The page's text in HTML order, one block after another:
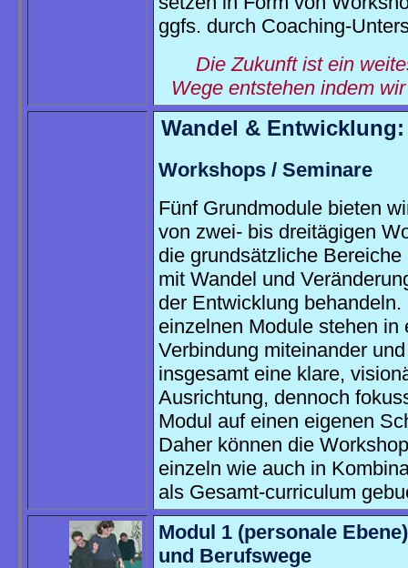
ggfs. durch Coaching-
Die Zukunft ist ein
Wege entstehen indem
Wandel &
Workshops / Seminare
Fünf Grundmodule bieten
von zwei- bis dreitägigen
die grundsätzliche
mit Wandel und
der Entwicklung behandeln.
einzelnen Module stehen in
Verbindung miteinander
insgesamt eine klare,
Ausrichtung, dennoch
Modul auf einen eigenen
Daher können die
einzeln wie auch in
als Gesamt-curriculum
Modul 1 (personale
und Berufswege